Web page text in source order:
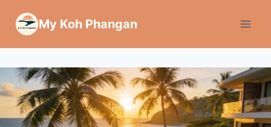
Inhalt
My Koh Phangan